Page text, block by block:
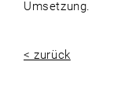
Umsetzung.
< zurück